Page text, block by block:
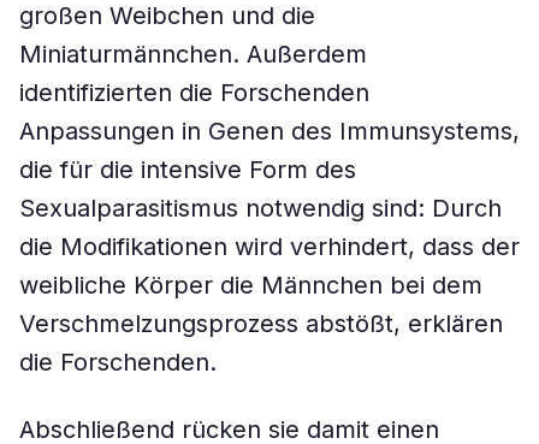
großen Weibchen und die
Miniaturmännchen. Außerdem
identifizierten die Forschenden
Anpassungen in Genen des Immunsystems,
die für die intensive Form des
Sexualparasitismus notwendig sind: Durch
die Modifikationen wird verhindert, dass der
weibliche Körper die Männchen bei dem
Verschmelzungsprozess abstößt, erklären
die Forschenden.
Abschließend rücken sie damit einen